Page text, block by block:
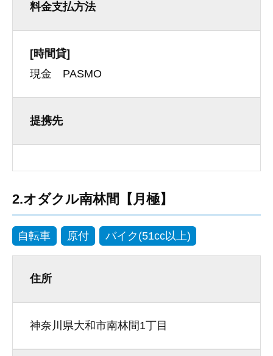
料金支払方法
[時間貸]
現金 PASMO
提携先
2.オダクル南林間【月極】
自転車 原付 バイク(51cc以上)
住所
神奈川県大和市南林間1丁目